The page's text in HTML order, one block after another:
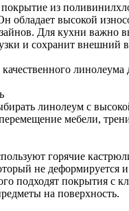
из
обладает высокой
Для кухни важно
и сохранит внешний
линолеума
линолеум с
мебели,
горячие
не деформируется
подходят покрытия с
на поверхность.